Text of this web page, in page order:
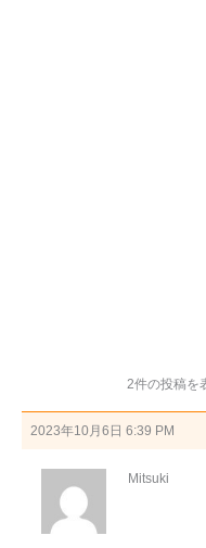
2件の投稿を
2023年10月6日 6:39 PM
Mitsuki